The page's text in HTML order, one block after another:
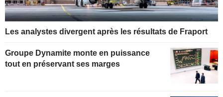
Les analystes divergent après les résultats de Fraport
Groupe Dynamite monte en puissance
tout en préservant ses marges